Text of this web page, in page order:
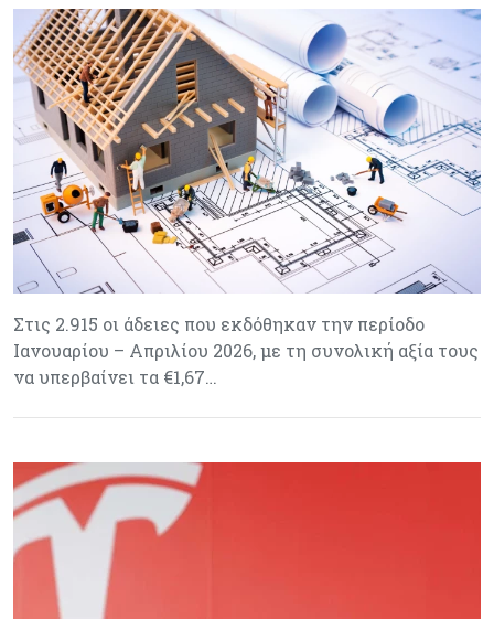
Στις 2.915 οι άδειες που εκδόθηκαν την περίοδο
Ιανουαρίου – Απριλίου 2026, με τη συνολική αξία τους
να υπερβαίνει τα €1,67…